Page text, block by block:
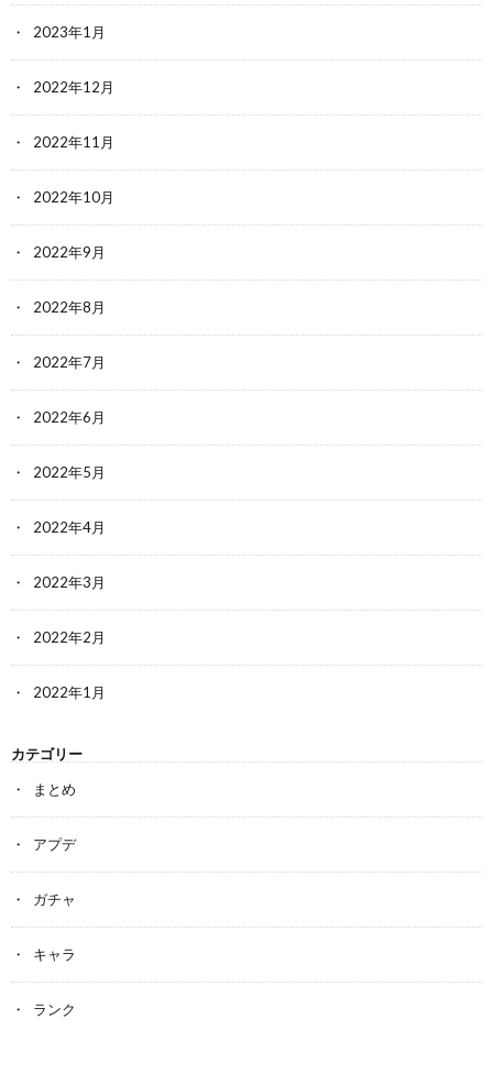
2023年1月
2022年12月
2022年11月
2022年10月
2022年9月
2022年8月
2022年7月
2022年6月
2022年5月
2022年4月
2022年3月
2022年2月
2022年1月
カテゴリー
まとめ
アプデ
ガチャ
キャラ
ランク